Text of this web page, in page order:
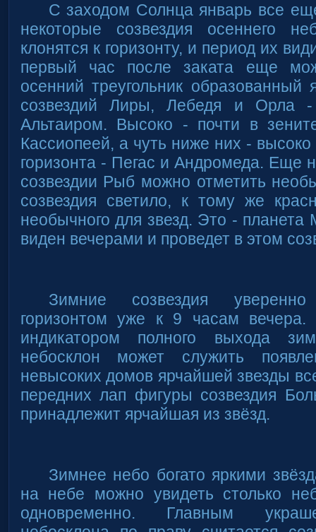
С заходом Солнца январь все
некоторые созвездия осеннего
клонятся к горизонту, и период их
первый час после заката еще
осенний треугольник образованный
созвездий Лиры, Лебедя и Орла
Альтаиром. Высоко - почти в
Кассиопеей, а чуть ниже них -
горизонта - Пегас и Андромеда. Еще
созвездии Рыб можно отметить
созвездия светило, к тому же
необычного для звезд. Это -
виден вечерами и проведет в этом
Зимние созвездия
горизонтом уже к 9 часам
индикатором полного выхода
небосклон может служить
невысоких домов ярчайшей звезды
передних лап фигуры созвездия
принадлежит ярчайшая из звёзд.
Зимнее небо богато яркими
на небе можно увидеть столько
одновременно. Главным